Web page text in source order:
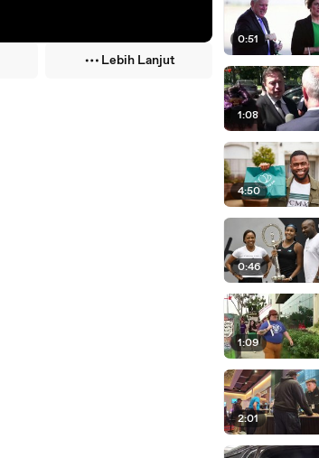
Lebih Lanjut
0:51
1:08
4:50
0:46
1:09
2:01